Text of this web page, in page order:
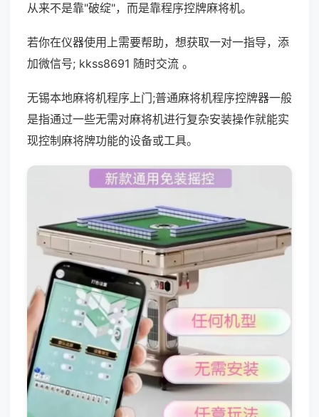
从来不是靠"破绽"，而是靠程序控牌麻将机。
若你在仪器使用上需要帮助，想获取一对一指导，添
加微信号; kkss8691 随时交流 。
无锡本地麻将机程序上门;普通麻将机程序控牌器一般
是指通过一些无需对麻将机进行复杂安装操作就能实
现控制麻将牌功能的设备或工具。